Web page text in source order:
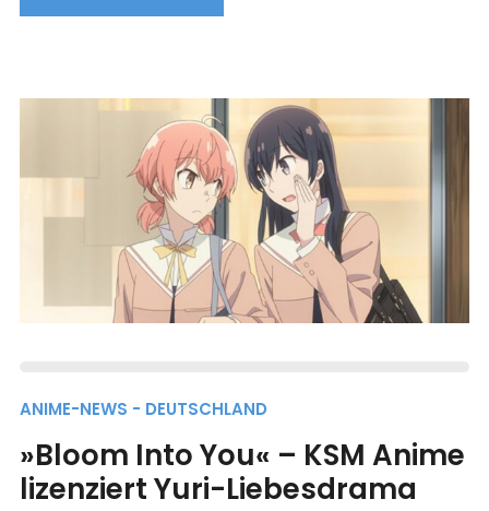
ANIME-NEWS - DEUTSCHLAND
»Bloom Into You« – KSM Anime
lizenziert Yuri-Liebesdrama